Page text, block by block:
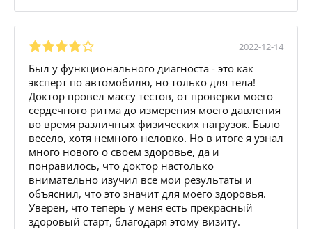
2022-12-14
Был у функционального диагноста - это как
эксперт по автомобилю, но только для тела!
Доктор провел массу тестов, от проверки моего
сердечного ритма до измерения моего давления
во время различных физических нагрузок. Было
весело, хотя немного неловко. Но в итоге я узнал
много нового о своем здоровье, да и
понравилось, что доктор настолько
внимательно изучил все мои результаты и
объяснил, что это значит для моего здоровья.
Уверен, что теперь у меня есть прекрасный
здоровый старт, благодаря этому визиту.